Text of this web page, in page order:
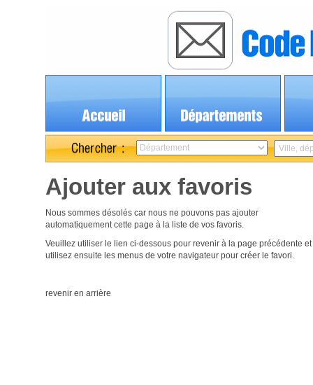
Ajouter aux favoris
Nous sommes désolés car nous ne pouvons pas ajouter
automatiquement cette page à la liste de vos favoris.
Veuillez utiliser le lien ci-dessous pour revenir à la page précédente et
utilisez ensuite les menus de votre navigateur pour créer le favori.
revenir en arrière